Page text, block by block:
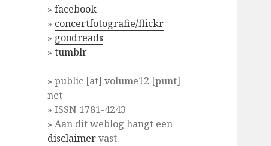
»facebook
» concertfotografie/flickr
» goodreads
»tumblr
» public [at] volume12 [punt]
net
» ISSN 1781-4243
» Aan dit weblog hangt een
disclaimervast.